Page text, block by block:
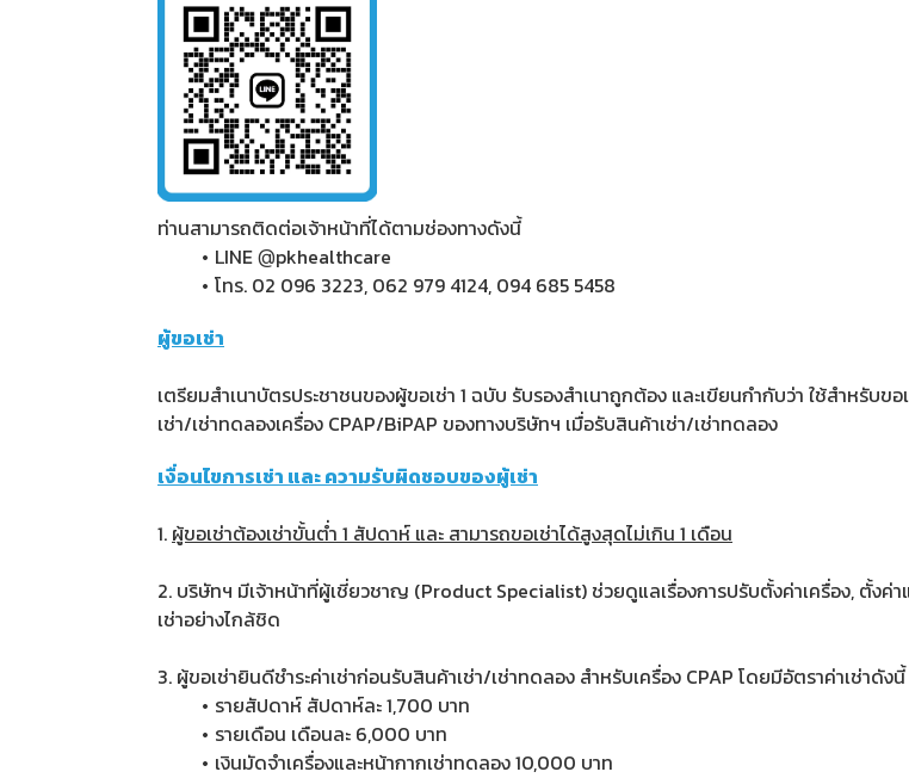
ท่านสามารถติดต่อเจ้าหน้าที่ได้ตามช่องทางดังนี้
LINE @pkhealthcare
โทร. 02 096 3223, 062 979 4124, 094 685 5458
ผู้ขอเช่า
เตรียมสำเนาบัตรประชาชนของผู้ขอเช่า 1 ฉบับ รับรองสำเนาถูกต้อง และเขียนกำกับว่า ใช้สำหรับ
เช่า/เช่าทดลองเครื่อง CPAP/BiPAP ของทางบริษัทฯ เมื่อรับสินค้าเช่า/เช่าทดลอง
เงื่อนไขการเช่า และ ความรับผิดชอบของผู้เช่า
1. ผู้ขอเช่าต้องเช่าขั้นต่ำ 1 สัปดาห์ และ สามารถขอเช่าได้สูงสุดไม่เกิน 1 เดือน
2. บริษัทฯ มีเจ้าหน้าที่ผู้เชี่ยวชาญ (Product Specialist) ช่วยดูแลเรื่องการปรับตั้งค่าเครื่อง, ตั้งค่
เช่าอย่างไกล้ชิด
3. ผู้ขอเช่ายินดีชำระค่าเช่าก่อนรับสินค้าเช่า/เช่าทดลอง สำหรับเครื่อง CPAP โดยมีอัตราค่าเช่าดังนี้
รายสัปดาห์ สัปดาห์ละ 1,700 บาท
รายเดือน เดือนละ 6,000 บาท
เงินมัดจำเครื่องและหน้ากากเช่าทดลอง 10,000 บาท